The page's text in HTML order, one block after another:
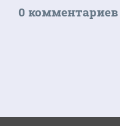
0 комментариев